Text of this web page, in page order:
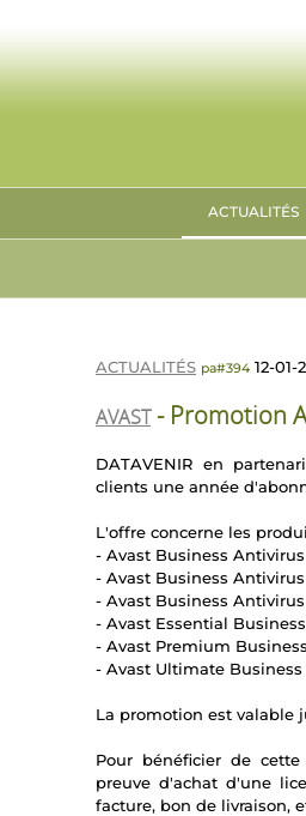
ACTUALITÉS
ACTUALITÉS pa#394 12-01-
AVAST- Promotion
DATAVENIR en
clients une année
L'offre concerne les
- Avast Business Antivirus
- Avast Business
- Avast Business
- Avast Essential
- Avast Premium
- Avast Ultimate Business
La promotion est valable
Pour bénéficier de
preuve d'achat d'une
facture, bon de livraison,